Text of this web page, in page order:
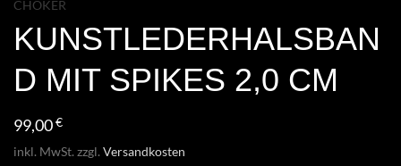
CHOKER
KUNSTLEDERHALSBAN
D MIT SPIKES 2,0 CM
99,00€
inkl. MwSt. zzgl. Versandkosten